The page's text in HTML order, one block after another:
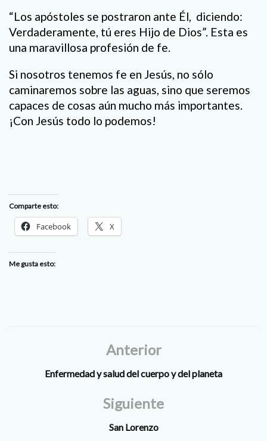
“Los apóstoles se postraron ante Él, diciendo:
Verdaderamente, tú eres Hijo de Dios”. Esta es
una maravillosa profesión de fe.
Si nosotros tenemos fe en Jesús, no sólo
caminaremos sobre las aguas, sino que seremos
capaces de cosas aún mucho más importantes.
¡Con Jesús todo lo podemos!
Comparte esto:
Facebook X
Me gusta esto:
Anterior
Enfermedad y salud del cuerpo y del planeta
Siguiente
San Lorenzo